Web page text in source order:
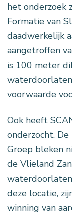
het onderzoek
Formatie van
daadwerkelijk
aangetroffen
is 100 meter
voorwaarde
Ook heeft
onderzocht.
Groep bleken
de Vlieland
deze locatie,
winning van